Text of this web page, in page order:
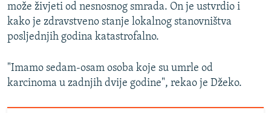
može živjeti od nesnosnog smrada. On je ustvrdio i
kako je zdravstveno stanje lokalnog stanovništva
posljednjih godina katastrofalno.
"Imamo sedam-osam osoba koje su umrle od
karcinoma u zadnjih dvije godine", rekao je Džeko.